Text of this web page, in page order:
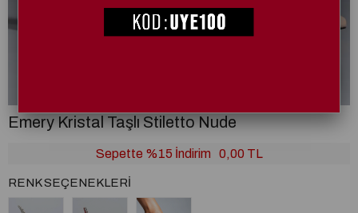
Emery Kristal Taşlı Stiletto Nude
Sepette %15 İndirim 0,00 TL
RENK SEÇENEKLERI